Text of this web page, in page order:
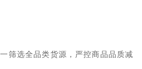
筛选全品类货源，严控商品品质减